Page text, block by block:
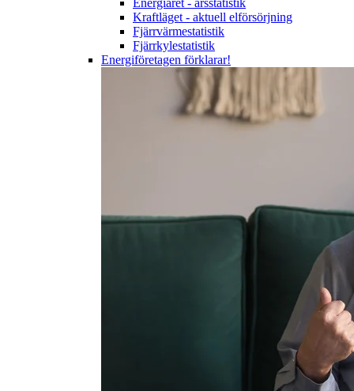
Energiåret - årsstatistik
Kraftläget - aktuell elförsörjning
Fjärrvärmestatistik
Fjärrkylestatistik
Energiföretagen förklarar!